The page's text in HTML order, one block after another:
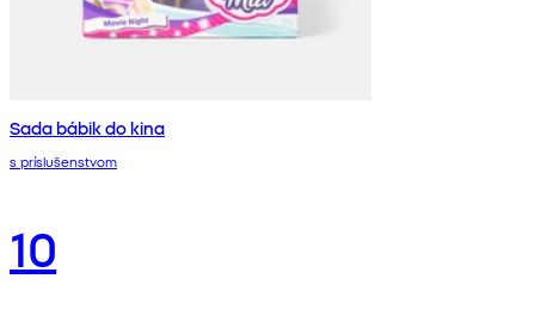
Sada bábik do kina
s príslušenstvom
10